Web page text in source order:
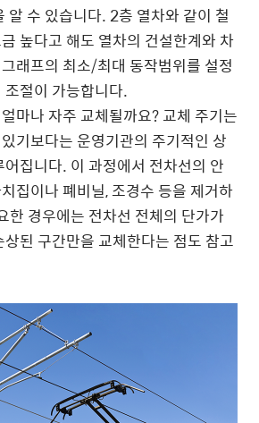
알 수 있습니다. 2층 열차와 같이 철
높다고 해도 열차의 건설한계와 차
래프의 최소/최대 동작범위를 설정
절이 가능합니다.
마나 자주 교체될까요? 교체 주기는
기보다는 운영기관의 주기적인 상
집니다. 이 과정에서 전차선의 안
집이나 폐비닐, 조경수 등을 제거하
한 경우에는 전차선 전체의 단가가
된 구간만을 교체한다는 점도 참고